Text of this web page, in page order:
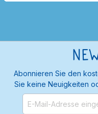
Abonnieren Sie den
Sie keine Neuigkeiten